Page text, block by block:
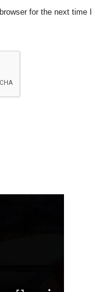
for the next time I